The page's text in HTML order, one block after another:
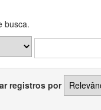
busca.
registros por